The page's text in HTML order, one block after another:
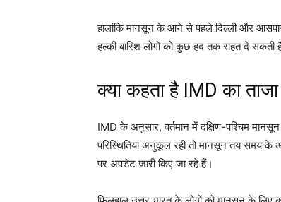
हालांकि मानसून के आने से पहले दिल्ली और
हल्की बारिश लोगों को कुछ हद तक राहत दे सकती
क्या कहता है IMD का
IMD के अनुसार, वर्तमान में दक्षिण-पश्चिम
परिस्थितियां अनुकूल रहीं तो मानसून तय समय के
पर अपडेट जारी किए जा रहे हैं।